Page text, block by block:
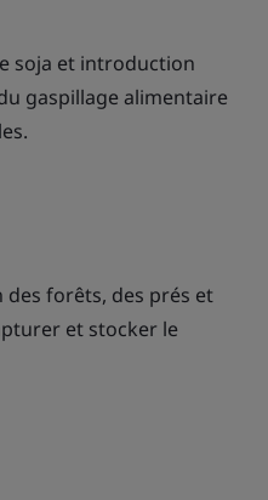
soja et introduction
gaspillage alimentaire
forêts, des prés et
et stocker le